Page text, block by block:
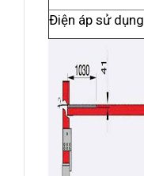
Điện áp sử dụng